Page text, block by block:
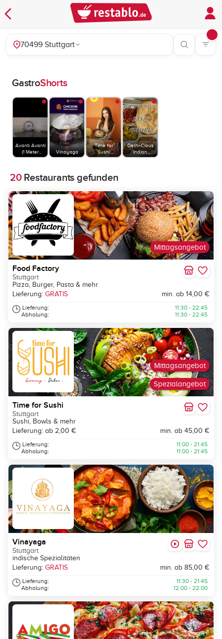
70499 Stuttgart
GastroShorts
Avanti Avanti
(1 Meter
Pizza)
Vinayaga
Time for
Sushi
Stuttgart
Delhi-Cious
Indian
Restaurant
20Restaurants gefunden
Mittagsangebot
Food Factory
Stuttgart
Pizza, Burger, Pasta & mehr
Lieferung: GRATIS min. ab 14,00 €
Lieferung:
Abholung:
11:30 - 22:45
11:30 - 22:45
Spezialangebot
Mittagsangebot
Time for Sushi
Stuttgart
Sushi, Bowls & mehr
Lieferung: ab 2,00 €
min. ab 45,00 €
Lieferung:
Abholung:
11:00 - 21:45
11:00 - 21:45
Vinayaga
Stuttgart
indische Spezialitäten
Lieferung: GRATIS min. ab 85,00 €
Lieferung:
Abholung:
11:30 - 21:45
12:00 - 22:00